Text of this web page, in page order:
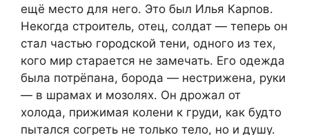
ещё место для него. Это был Илья Карпов.
Некогда строитель, отец, солдат — теперь он
стал частью городской тени, одного из тех,
кого мир старается не замечать. Его одежда
была потрёпана, борода — нестрижена, руки
— в шрамах и мозолях. Он дрожал от
холода, прижимая колени к груди, как будто
пытался согреть не только тело, но и душу.